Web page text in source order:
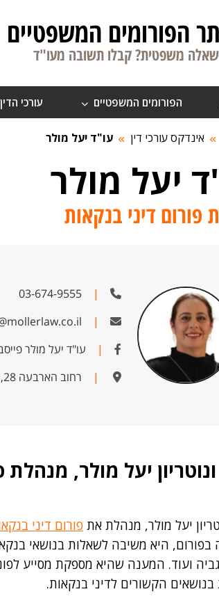
הפורומים המשפטיים
משפטית? קבלו תשובה מעו"ד
הפורומים המשפטיים עורכי
אינדקס עורכי דין עו"ד יעל מולר
יעל מולר
פורום דיני בנקאות
|
03-674-9555
|
|
עו"ד יעל מולר
|
רחוב הארבעה 28, תל אביב
יעל מולר, מנהלת
יעל מולר, מנהלת את פורום דיני
בפורום, היא משיבה לשאלות בנושאי
ועוד. המענה שהיא מספקת מסייע
הקשורים לדיני בנקאות.